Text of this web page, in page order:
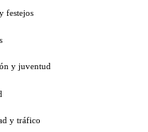
festejos
y juventud
y tráfico